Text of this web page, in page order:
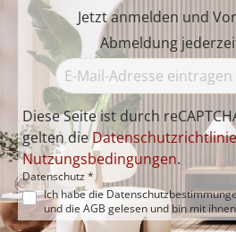
Jetzt anmelden und
Abmeldung
Diese Seite ist durch
gelten dieDatenschutzrichtlinie
Nutzungsbedingungen.
Datenschutz *
Ich habe die
und die AGB gelesen und bin mit